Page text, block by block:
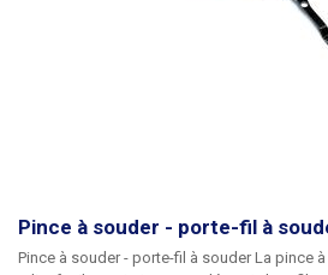
Pince à souder - porte-fil à
Pince à souder - porte-fil à souder La pince